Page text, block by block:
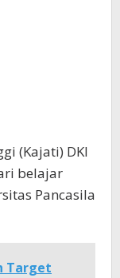
(Kajati) DKI
belajar
Pancasila
Target